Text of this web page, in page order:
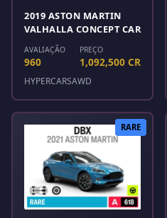
2019 ASTON MARTIN
VALHALLA CONCEPT CAR
AVALIAÇÃO
960
PREÇO
1,092,500 CR
HYPERCARSAWD
RARE